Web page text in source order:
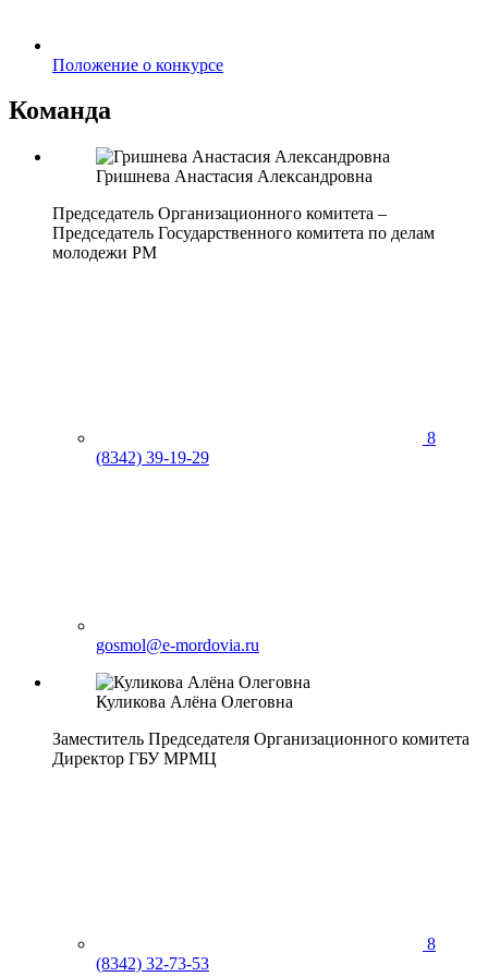
Положение о конкурсе
Команда
Гришнева Анастасия Александровна
Председатель Организационного комитета –
Председатель Государственного комитета по делам
молодежи РМ
8
(8342) 39-19-29
gosmol@e-mordovia.ru
Куликова Алёна Олеговна
Заместитель Председателя Организационного комитета
Директор ГБУ МРМЦ
8
(8342) 32-73-53